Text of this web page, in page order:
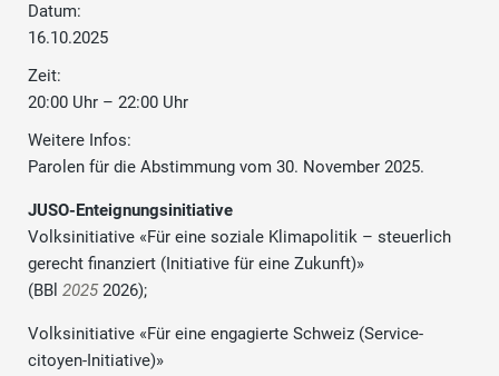
Datum:
16.10.2025
Zeit:
20:00 Uhr – 22:00 Uhr
Weitere Infos:
Parolen für die Abstimmung vom 30. November 2025.
JUSO-Enteignungsinitiative
Volksinitiative «Für eine soziale Klimapolitik – steuerlich
gerecht finanziert (Initiative für eine Zukunft)»
(BBl 20252026);
Volksinitiative «Für eine engagierte Schweiz (Service-
citoyen-Initiative)»